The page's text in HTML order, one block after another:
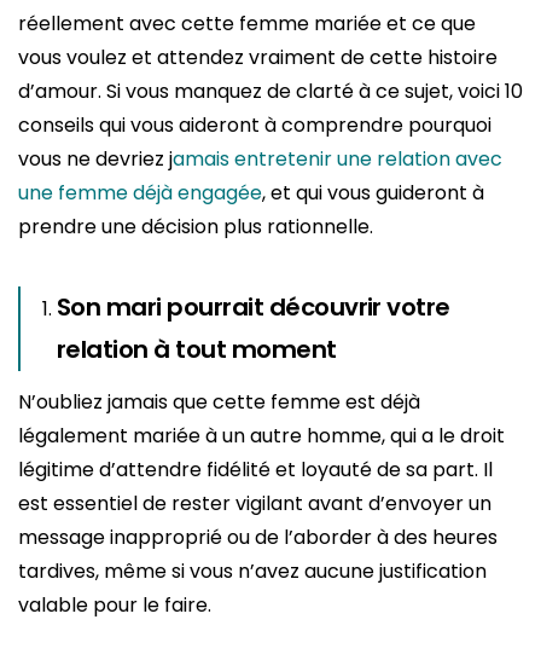
réellement avec cette femme mariée et ce que
vous voulez et attendez vraiment de cette histoire
d’amour. Si vous manquez de clarté à ce sujet, voici 10
conseils qui vous aideront à comprendre pourquoi
vous ne devriez jamais entretenir une relation avec
une femme déjà engagée, et qui vous guideront à
prendre une décision plus rationnelle.
Son mari pourrait découvrir votre
relation à tout moment
N’oubliez jamais que cette femme est déjà
légalement mariée à un autre homme, qui a le droit
légitime d’attendre fidélité et loyauté de sa part. Il
est essentiel de rester vigilant avant d’envoyer un
message inapproprié ou de l’aborder à des heures
tardives, même si vous n’avez aucune justification
valable pour le faire.